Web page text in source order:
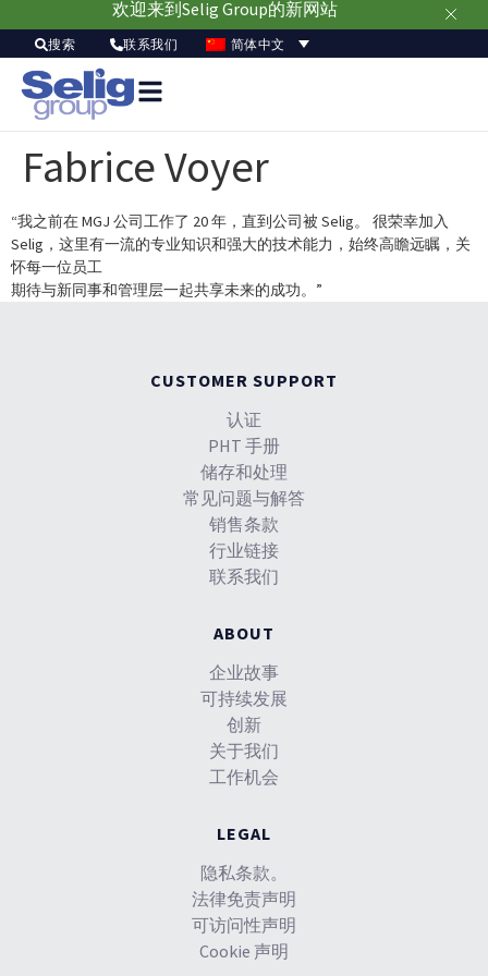
欢迎来到Selig Group的新网站
搜索 联系我们 简体中文
Fabrice Voyer
“我之前在 MGJ 公司工作了 20 年，直到公司被 Selig。 很荣幸加入
Selig，这里有一流的专业知识和强大的技术能力，始终高瞻远瞩，关
怀每一位员工
期待与新同事和管理层一起共享未来的成功。”
CUSTOMER SUPPORT
认证
PHT 手册
储存和处理
常见问题与解答
销售条款
行业链接
联系我们
ABOUT
企业故事
可持续发展
创新
关于我们
工作机会
LEGAL
隐私条款。
法律免责声明
可访问性声明
Cookie 声明